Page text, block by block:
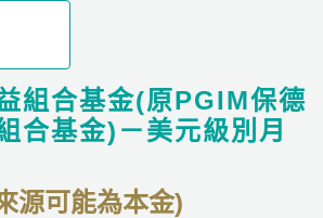
組合基金(原PGIM保德
合基金)－美元級別月
源可能為本金)